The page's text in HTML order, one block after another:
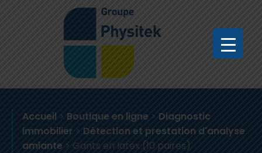
Accueil > Boutique en ligne > Diagnostic
immobilier > Détection et prestation d'analyse
amiante > Gants en latex (10 paires)